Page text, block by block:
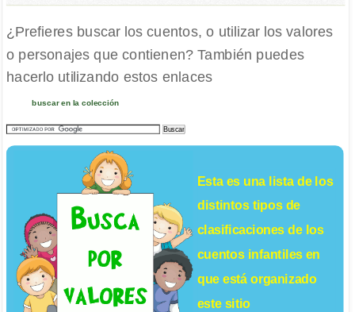
¿Prefieres buscar los cuentos, o utilizar los valores
o personajes que contienen? También puedes
hacerlo utilizando estos enlaces
buscar en la colección
Esta es una lista de los
distintos tipos de
clasificaciones de los
cuentos infantilesen
que está organizado
este sitio